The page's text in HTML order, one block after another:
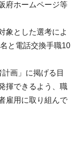
府ホームページ等
象とした選考によ
と電話交換手職10
画」に掲げる目
揮できるよう、職
雇用に取り組んで